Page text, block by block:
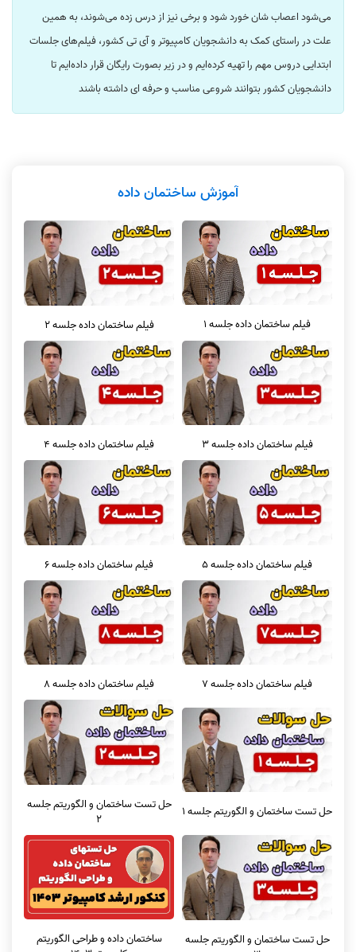
می‌شود اعصاب شان خورد شود و برخی نیز از درس زده می‌شوند، به همین
علت در راستای کمک به دانشجویان کامپیوتر و آی تی کشور، فیلم‌های جلسات
ابتدایی دروس مهم را تهیه کرده‌ایم و در زیر بصورت رایگان قرار داده‌ایم تا
دانشجویان کشور بتوانند شروعی مناسب و حرفه ای داشته باشند
آموزش ساختمان داده
فیلم ساختمان داده جلسه 1 فیلم ساختمان داده جلسه 2
فیلم ساختمان داده جلسه 3 فیلم ساختمان داده جلسه 4
فیلم ساختمان داده جلسه 5 فیلم ساختمان داده جلسه 6
فیلم ساختمان داده جلسه 7 فیلم ساختمان داده جلسه 8
حل تست ساختمان و الگوریتم جلسه 1
حل تست ساختمان و الگوریتم جلسه
2
حل تست ساختمان و الگوریتم جلسه
ساختمان داده و طراحی الگوریتم